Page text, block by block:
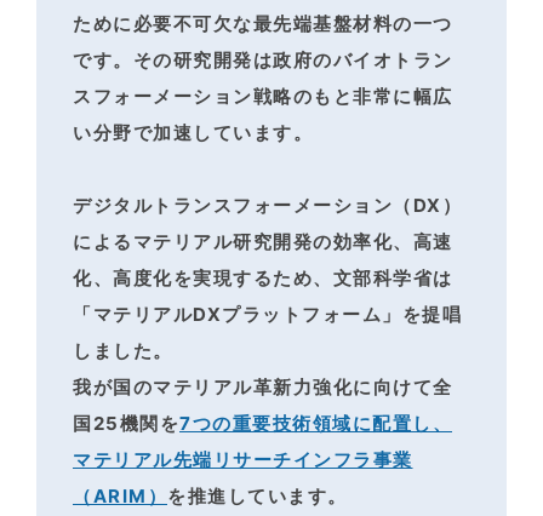
ために必要不可欠な最先端基盤材料の一つ
です。 その研究開発は政府のバイオトラン
スフォーメーション戦略のもと非常に幅広
い分野で加速しています。
デジタルトランスフォーメーション（DX）
によるマテリアル研究開発の効率化、高速
化、高度化を実現するため、文部科学省は
「マテリアルDXプラットフォーム」を提唱
しました。
我が国のマテリアル革新力強化に向けて全
国25機関を7つの重要技術領域に配置し、
マテリアル先端リサーチインフラ事業
（ARIM） を推進しています。